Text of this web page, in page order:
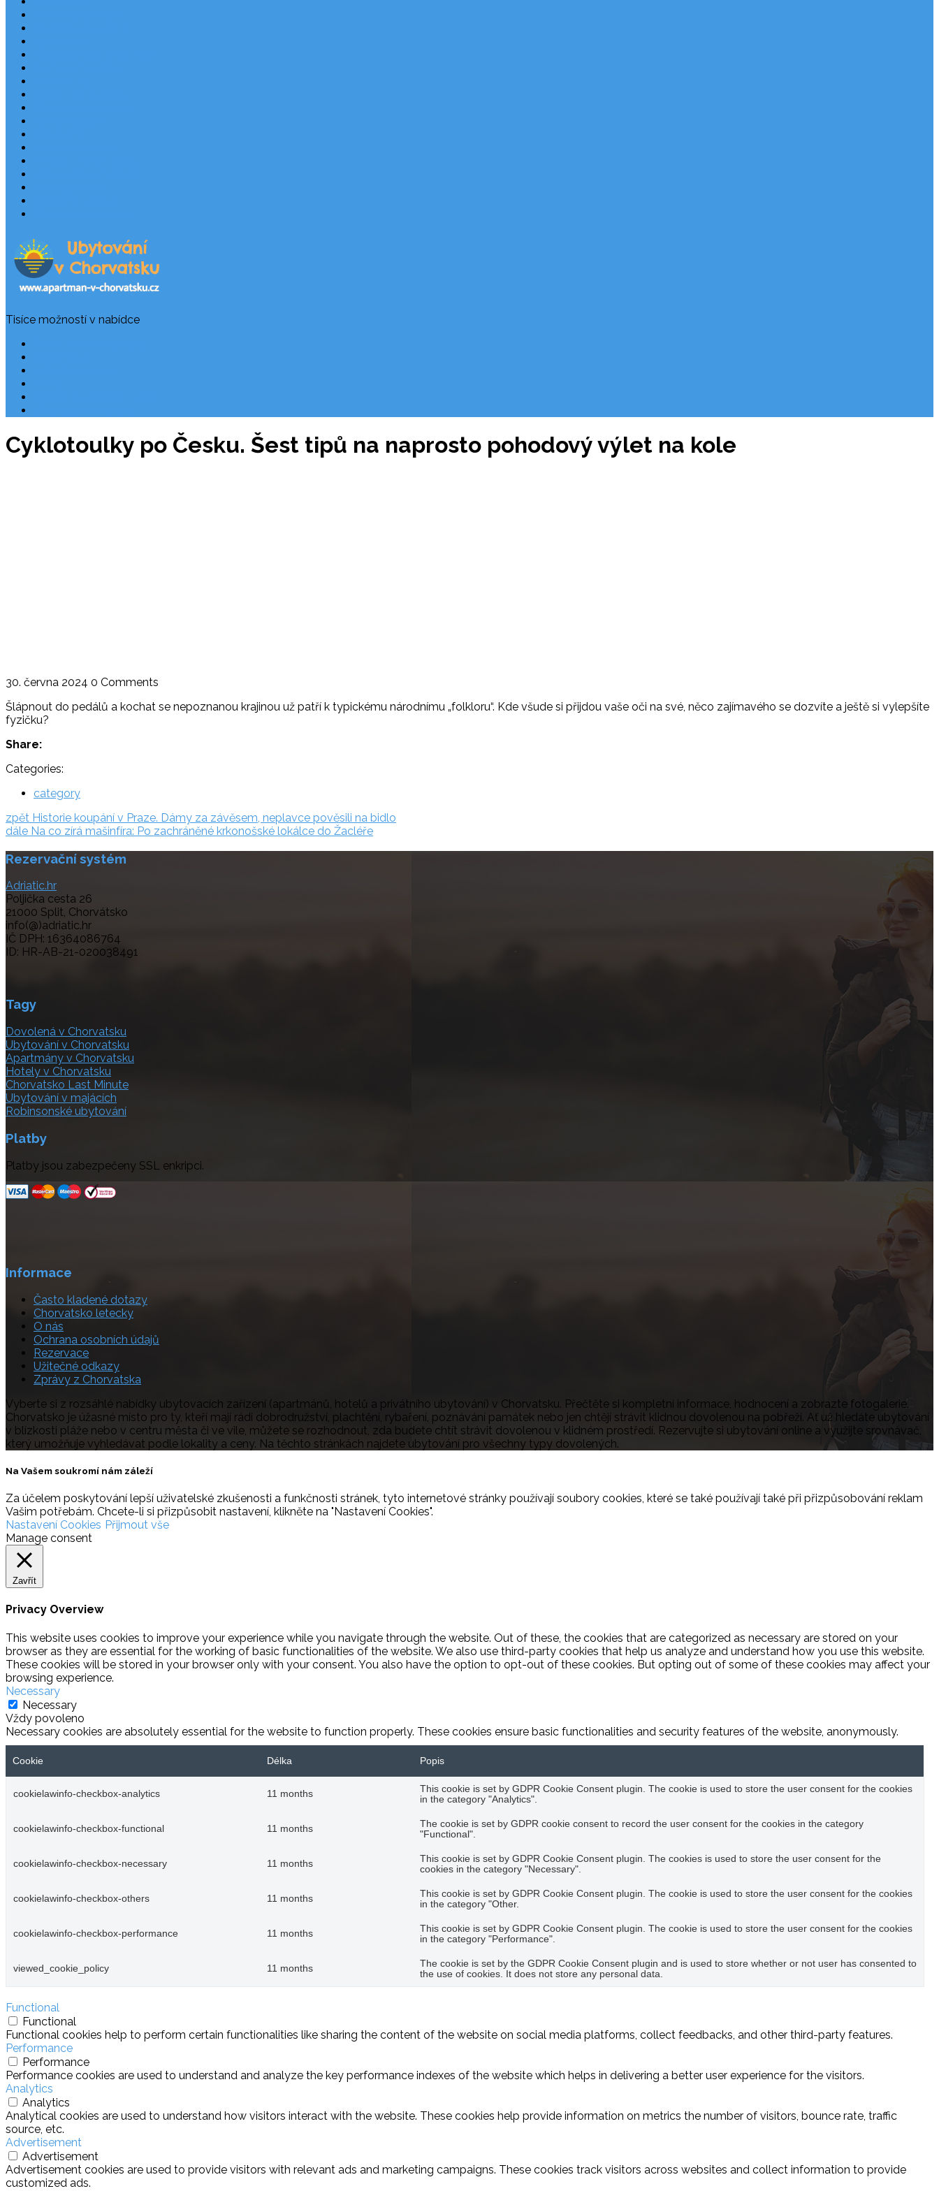
Tisíce možností v nabídce
Cyklotoulky po Česku. Šest tipů na naprosto pohodový výlet na kole
30. června 2024 0 Comments
Šlápnout do pedálů a kochat se nepoznanou krajinou už patří k typickému národnímu „folkloru“. Kde všude si přijdou vaše oči na své, něco zajímavého se dozvíte a ještě si vylepšíte
fyzičku?
Share:
Categories:
category
Navigace
pro
příspěvek
zpět zpět:
Historie koupání v Praze. Dámy za závěsem, neplavce pověsili na bidlo
dále dále:
Na co zírá mašinfíra: Po zachráněné krkonošské lokálce do Žacléře
Rezervační systém
Adriatic.hr
Poljička cesta 26
21000 Split, Chorvátsko
info(@)adriatic.hr
IČ DPH: 16364086764
ID: HR-AB-21-020038491
Tagy
Dovolená v Chorvatsku
Ubytování v Chorvatsku
Apartmány v Chorvatsku
Hotely v Chorvatsku
Chorvatsko Last Minute
Ubytování v majácích
Robinsonské ubytování
Platby
Platby jsou zabezpečeny SSL enkripci.
Informace
Často kladené dotazy
Chorvatsko letecky
O nás
Ochrana osobních údajů
Rezervace
Užitečné odkazy
Zprávy z Chorvatska
Vyberte si z rozsáhlé nabídky ubytovacích zařízení (apartmánů, hotelů a privátního ubytování) v Chorvatsku. Přečtěte si kompletní informace, hodnocení a zobrazte fotogalerie.
Chorvatsko je úžasné místo pro ty, kteří mají rádi dobrodružství, plachtění, rybaření, poznávání památek nebo jen chtějí strávit klidnou dovolenou na pobřeží. Ať už hledáte ubytování
v blízkosti pláže nebo v centru města či ve vile, můžete se rozhodnout, zda budete chtít strávit dovolenou v klidném prostředí. Rezervujte si ubytování online a využijte srovnávač,
který umožňuje vyhledávat podle lokality a ceny. Na těchto stránkách najdete ubytování pro všechny typy dovolených.
Na Vašem soukromí nám záleží
Za účelem poskytování lepší uživatelské zkušenosti a funkčnosti stránek, tyto internetové stránky používají soubory cookies, které se také používají také při přizpůsobování reklam
Vašim potřebám. Chcete-li si přizpůsobit nastavení, klikněte na "Nastavení Cookies".
Nastavení Cookies Přijmout vše
Manage consent
Zavřít
Privacy Overview
This website uses cookies to improve your experience while you navigate through the website. Out of these, the cookies that are categorized as necessary are stored on your
browser as they are essential for the working of basic functionalities of the website. We also use third-party cookies that help us analyze and understand how you use this website.
These cookies will be stored in your browser only with your consent. You also have the option to opt-out of these cookies. But opting out of some of these cookies may affect your
browsing experience.
Necessary
Necessary
Vždy povoleno
Necessary cookies are absolutely essential for the website to function properly. These cookies ensure basic functionalities and security features of the website, anonymously.
Cookie Délka Popis
cookielawinfo-checkbox-analytics 11 months
This cookie is set by GDPR Cookie Consent plugin. The cookie is used to store the user consent for the cookies
in the category "Analytics".
cookielawinfo-checkbox-functional 11 months
The cookie is set by GDPR cookie consent to record the user consent for the cookies in the category
"Functional".
cookielawinfo-checkbox-necessary 11 months
This cookie is set by GDPR Cookie Consent plugin. The cookies is used to store the user consent for the
cookies in the category "Necessary".
cookielawinfo-checkbox-others 11 months
This cookie is set by GDPR Cookie Consent plugin. The cookie is used to store the user consent for the cookies
in the category "Other.
cookielawinfo-checkbox-performance 11 months
This cookie is set by GDPR Cookie Consent plugin. The cookie is used to store the user consent for the cookies
in the category "Performance".
viewed_cookie_policy 11 months
The cookie is set by the GDPR Cookie Consent plugin and is used to store whether or not user has consented to
the use of cookies. It does not store any personal data.
Functional
Functional
Functional cookies help to perform certain functionalities like sharing the content of the website on social media platforms, collect feedbacks, and other third-party features.
Performance
Performance
Performance cookies are used to understand and analyze the key performance indexes of the website which helps in delivering a better user experience for the visitors.
Analytics
Analytics
Analytical cookies are used to understand how visitors interact with the website. These cookies help provide information on metrics the number of visitors, bounce rate, traffic
source, etc.
Advertisement
Advertisement
Advertisement cookies are used to provide visitors with relevant ads and marketing campaigns. These cookies track visitors across websites and collect information to provide
customized ads.